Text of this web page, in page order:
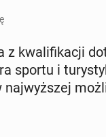
z kwa­li­fi­ka­cji
sportu i